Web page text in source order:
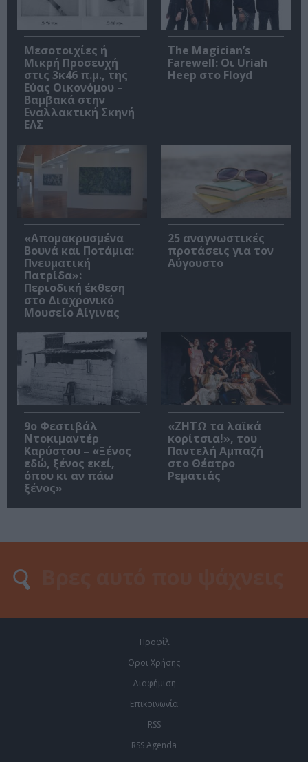
Μεσοτοιχίες ή
Μικρή Προσευχή
στις 3κ46 π.μ., της
Εύας Οικονόμου –
Βαμβακά στην
Εναλλακτική Σκηνή
ΕΛΣ
The Magician’s
Farewell: Οι Uriah
Heep στο Floyd
«Απομακρυσμένα
Βουνά και Ποτάμια:
Πνευματική
Πατρίδα»:
Περιοδική έκθεση
στο Διαχρονικό
Μουσείο Αίγινας
25 αναγνωστικές
προτάσεις για τον
Αύγουστο
9ο Φεστιβάλ
Ντοκιμαντέρ
Καρύστου – «Ξένος
εδώ, ξένος εκεί,
όπου κι αν πάω
ξένος»
«ΖΗΤΩ τα λαϊκά
κορίτσια!», του
Παντελή Αμπαζή
στο Θέατρο
Ρεματιάς
Προφίλ
Οροι Χρήσης
Διαφήμιση
Επικοινωνία
RSS
RSS Agenda